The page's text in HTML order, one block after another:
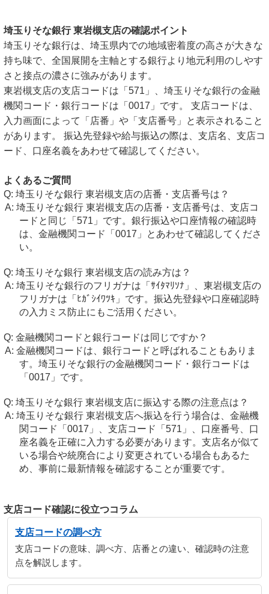
埼玉りそな銀行 東岩槻支店の確認ポイント
埼玉りそな銀行は、埼玉県内での地域密着度の高さが大きな
持ち味で、全国展開を主軸とする銀行より地元利用のしやす
さと接点の濃さに強みがあります。
東岩槻支店の支店コードは「571」、埼玉りそな銀行の金融
機関コード・銀行コードは「0017」です。 支店コードは、
入力画面によって「店番」や「支店番号」と表示されること
があります。 振込先登録や給与振込の際は、支店名、支店コ
ード、口座名義をあわせて確認してください。
よくあるご質問
埼玉りそな銀行 東岩槻支店の店番・支店番号は？
埼玉りそな銀行 東岩槻支店の店番・支店番号は、支店コ
ードと同じ「571」です。銀行振込や口座情報の確認時
は、金融機関コード「0017」とあわせて確認してくださ
い。
埼玉りそな銀行 東岩槻支店の読み方は？
埼玉りそな銀行のフリガナは「ｻｲﾀﾏﾘｿﾅ」、東岩槻支店の
フリガナは「ﾋｶﾞｼｲﾜﾂｷ」です。振込先登録や口座確認時
の入力ミス防止にもご活用ください。
金融機関コードと銀行コードは同じですか？
金融機関コードは、銀行コードと呼ばれることもありま
す。埼玉りそな銀行の金融機関コード・銀行コードは
「0017」です。
埼玉りそな銀行 東岩槻支店に振込する際の注意点は？
埼玉りそな銀行 東岩槻支店へ振込を行う場合は、金融機
関コード「0017」、支店コード「571」、口座番号、口
座名義を正確に入力する必要があります。支店名が似て
いる場合や統廃合により変更されている場合もあるた
め、事前に最新情報を確認することが重要です。
支店コード確認に役立つコラム
支店コードの調べ方
支店コードの意味、調べ方、店番との違い、確認時の注意
点を解説します。